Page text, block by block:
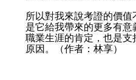
所以對我來說考證的價
是它給我帶來的更多有
職業生涯的肯定，也是
原因。（作者：林享）